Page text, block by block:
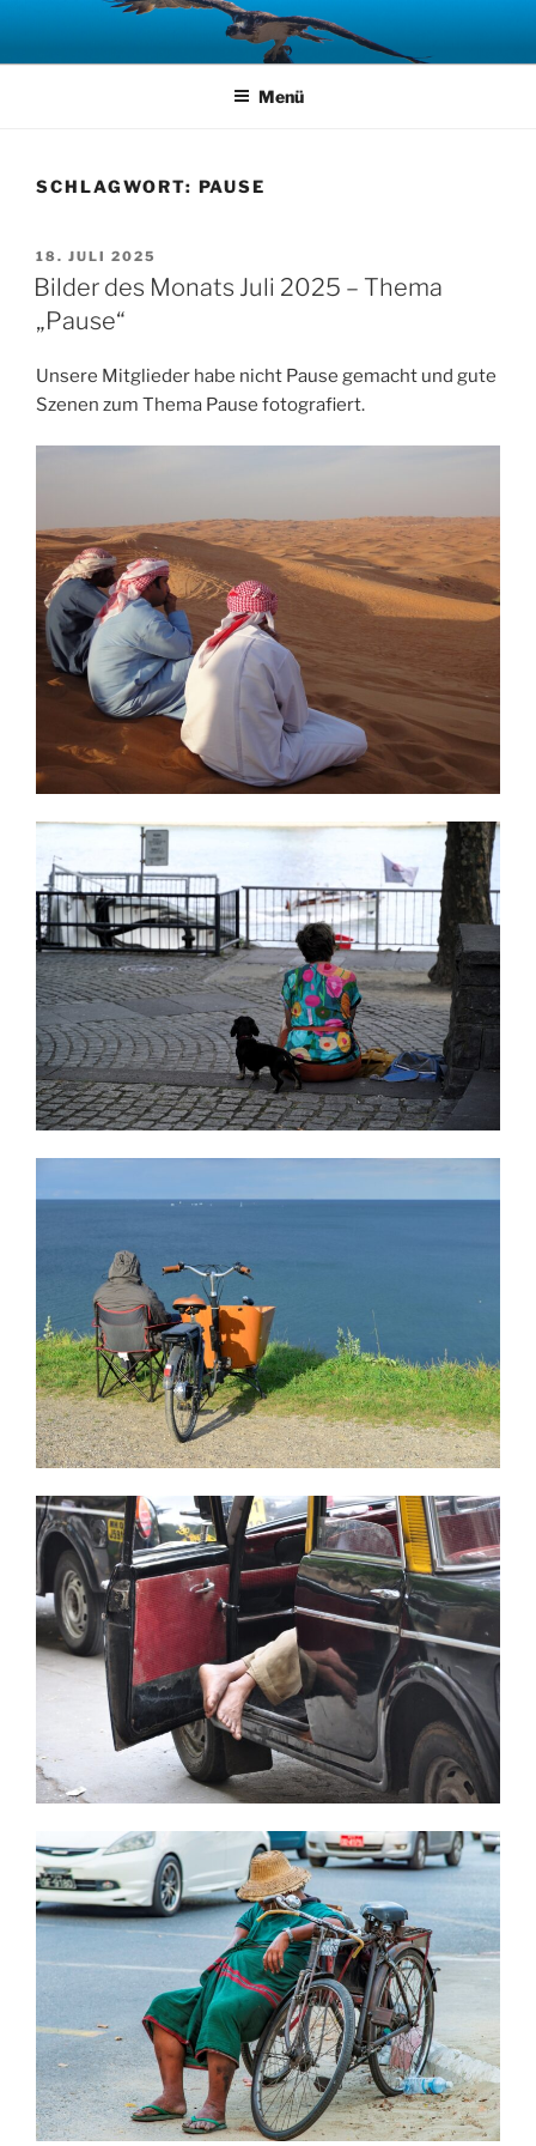
springen
Menü
SCHLAGWORT: PAUSE
VERÖFFENTLICHT
AM
18. JULI 2025
Bilder des Monats Juli 2025 – Thema
„Pause“
Unsere Mitglieder habe nicht Pause gemacht und gute
Szenen zum Thema Pause fotografiert.